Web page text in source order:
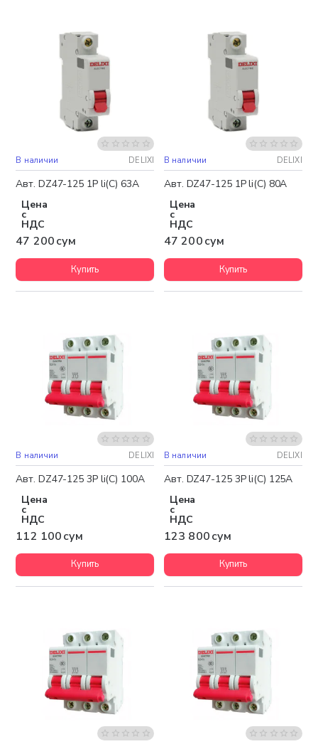
В наличии DELIXI
Авт. DZ47-125 1P li(C) 63A
Цена
с
НДС
47 200 сум
Купить
В наличии DELIXI
Авт. DZ47-125 1P li(C) 80A
Цена
с
НДС
47 200 сум
Купить
В наличии DELIXI
Авт. DZ47-125 3P li(C) 100A
Цена
с
НДС
112 100 сум
Купить
В наличии DELIXI
Авт. DZ47-125 3P li(C) 125A
Цена
с
НДС
123 800 сум
Купить